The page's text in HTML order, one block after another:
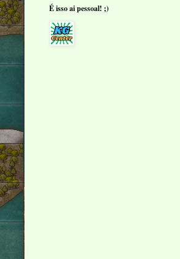
É isso ai pessoal! ;)